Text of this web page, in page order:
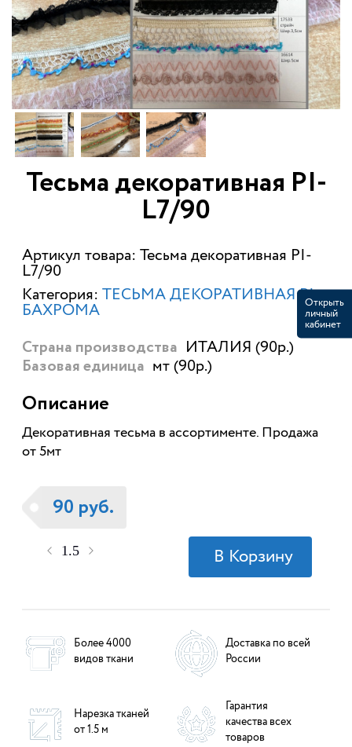
Тесьма декоративная PI-
L7/90
Артикул товара: Тесьма декоративная PI-
L7/90
Категория: ТЕСЬМА ДЕКОРАТИВНАЯ PI +
БАХРОМА
Страна производства ИТАЛИЯ (90р.)
Базовая единица мт (90р.)
Описание
Декоративная тесьма в ассортименте. Продажа
от 5мт
90 руб.
Более 4000
видов ткани
Доставка по всей
России
Нарезка тканей
от 1.5 м
Гарантия
качества всех
товаров
Открыть
личный
кабинет